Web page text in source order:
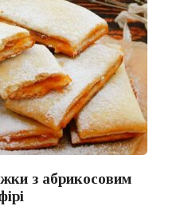
з абрикосовим